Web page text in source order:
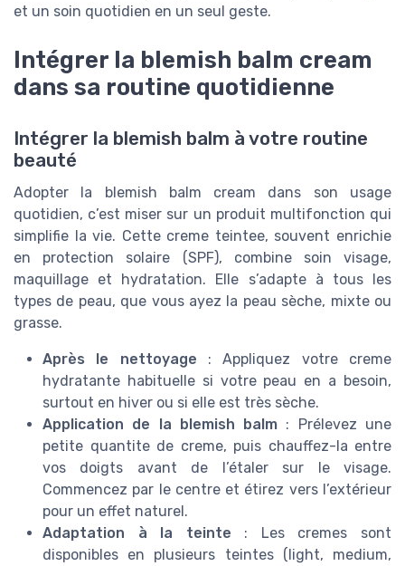
et un soin quotidien en un seul geste.
Intégrer la blemish balm cream
dans sa routine quotidienne
Intégrer la blemish balm à votre routine
beauté
Adopter la blemish balm cream dans son usage
quotidien, c’est miser sur un produit multifonction qui
simplifie la vie. Cette creme teintee, souvent enrichie
en protection solaire (SPF), combine soin visage,
maquillage et hydratation. Elle s’adapte à tous les
types de peau, que vous ayez la peau sèche, mixte ou
grasse.
Après le nettoyage : Appliquez votre creme
hydratante habituelle si votre peau en a besoin,
surtout en hiver ou si elle est très sèche.
Application de la blemish balm : Prélevez une
petite quantite de creme, puis chauffez-la entre
vos doigts avant de l’étaler sur le visage.
Commencez par le centre et étirez vers l’extérieur
pour un effet naturel.
Adaptation à la teinte : Les cremes sont
disponibles en plusieurs teintes (light, medium,